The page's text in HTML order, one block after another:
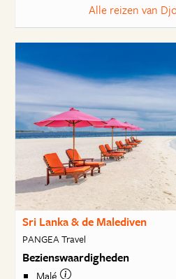
Alle reizen van
Sri Lanka & de Malediven
PANGEA Travel
Bezienswaardigheden
Malé